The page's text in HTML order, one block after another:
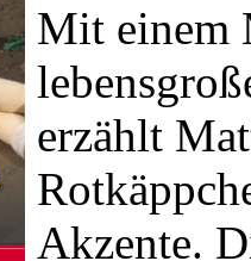
Mit einem
erzählt
Akzente.